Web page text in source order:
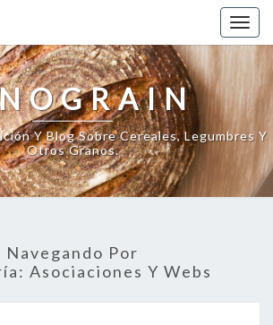
Y Blog Sobre Cereales, Legumbres Y
Otros Granos.
Navegando Por
Asociaciones Y Webs